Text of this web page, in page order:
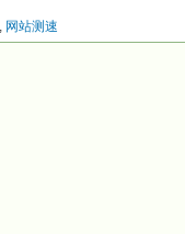
, 网站测速